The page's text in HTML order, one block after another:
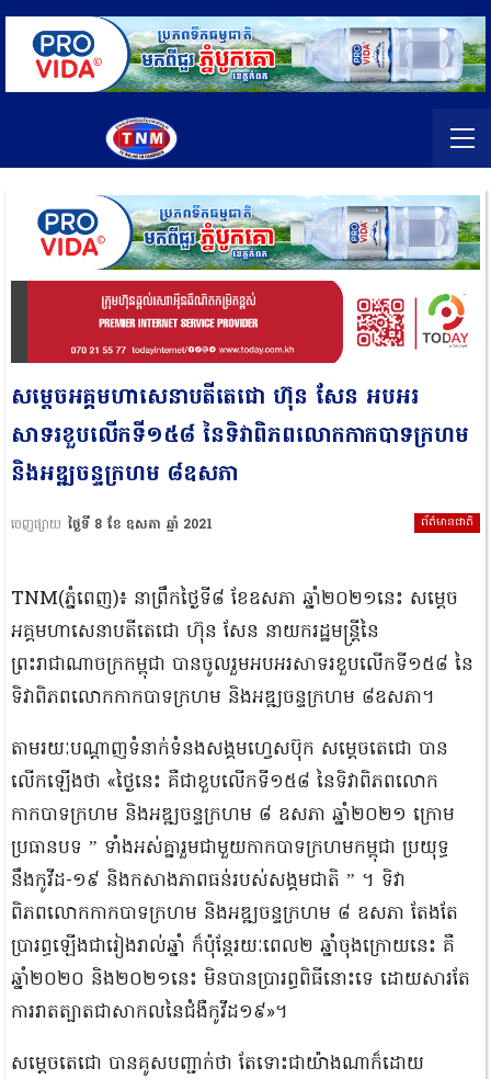
សម្តេចអគ្គមហាសេនាបតីតេជោ ហ៊ុន សែន អបអរ
សាទរខួបលើកទី១៥៨ នៃទិវាពិភពលោកកាកបាទក្រហម
និងអឌ្ឍចន្ទក្រហម ៨ឧសភា
ព័ត៌មានជាតិ
ចេញផ្សាយ ថ្ងៃទី 8 ខែ ឧសភា ឆ្នាំ 2021
TNM(ភ្នំពេញ)៖ នាព្រឹកថ្ងៃទី៨ ខែឧសភា ឆ្នាំ២០២១នេះ សម្តេច
អគ្គមហាសេនាបតីតេជោ ហ៊ុន សែន នាយករដ្ឋមន្ត្រីនៃ
ព្រះរាជាណាចក្រកម្ពុជា បានចូលរួមអបអរសាទរខួបលើកទី១៥៨ នៃ
ទិវាពិភពលោកកាកបាទក្រហម និងអឌ្ឍចន្ទក្រហម ៨ឧសភា។
តាមរយៈបណ្តាញទំនាក់ទំនងសង្គមហ្វេសប៊ុក សម្តេចតេជោ បាន
លើកឡើងថា «ថ្ងៃនេះ គឺជាខួបលើកទី១៥៨ នៃទិវាពិភពលោក
កាកបាទក្រហម និងអឌ្ឍចន្ទក្រហម ៨ ឧសភា ឆ្នាំ២០២១ ក្រោម
ប្រធានបទ ” ទាំងអស់គ្នារួមជាមួយកាកបាទក្រហមកម្ពុជា ប្រយុទ្ធ
នឹងកូវីដ-១៩ និងកសាងភាពធន់របស់សង្គមជាតិ ” ។ ទិវា
ពិភពលោកកាកបាទក្រហម និងអឌ្ឍចន្ទក្រហម ៨ ឧសភា តែងតែ
ប្រារព្ធឡើងជារៀងរាល់ឆ្នាំ ក៏ប៉ុន្តែរយៈពេល២ ឆ្នាំចុងក្រោយនេះ គឺ
ឆ្នាំ២០២០ និង២០២១នេះ មិនបានប្រារព្ធពិធីនោះទេ ដោយសារតែ
ការរាតត្បាតជាសាកលនៃជំងឺកូវីដ១៩»។
សម្តេចតេជោ បានគូសបញ្ជាក់ថា តែទោះជាយ៉ាងណាក៏ដោយ